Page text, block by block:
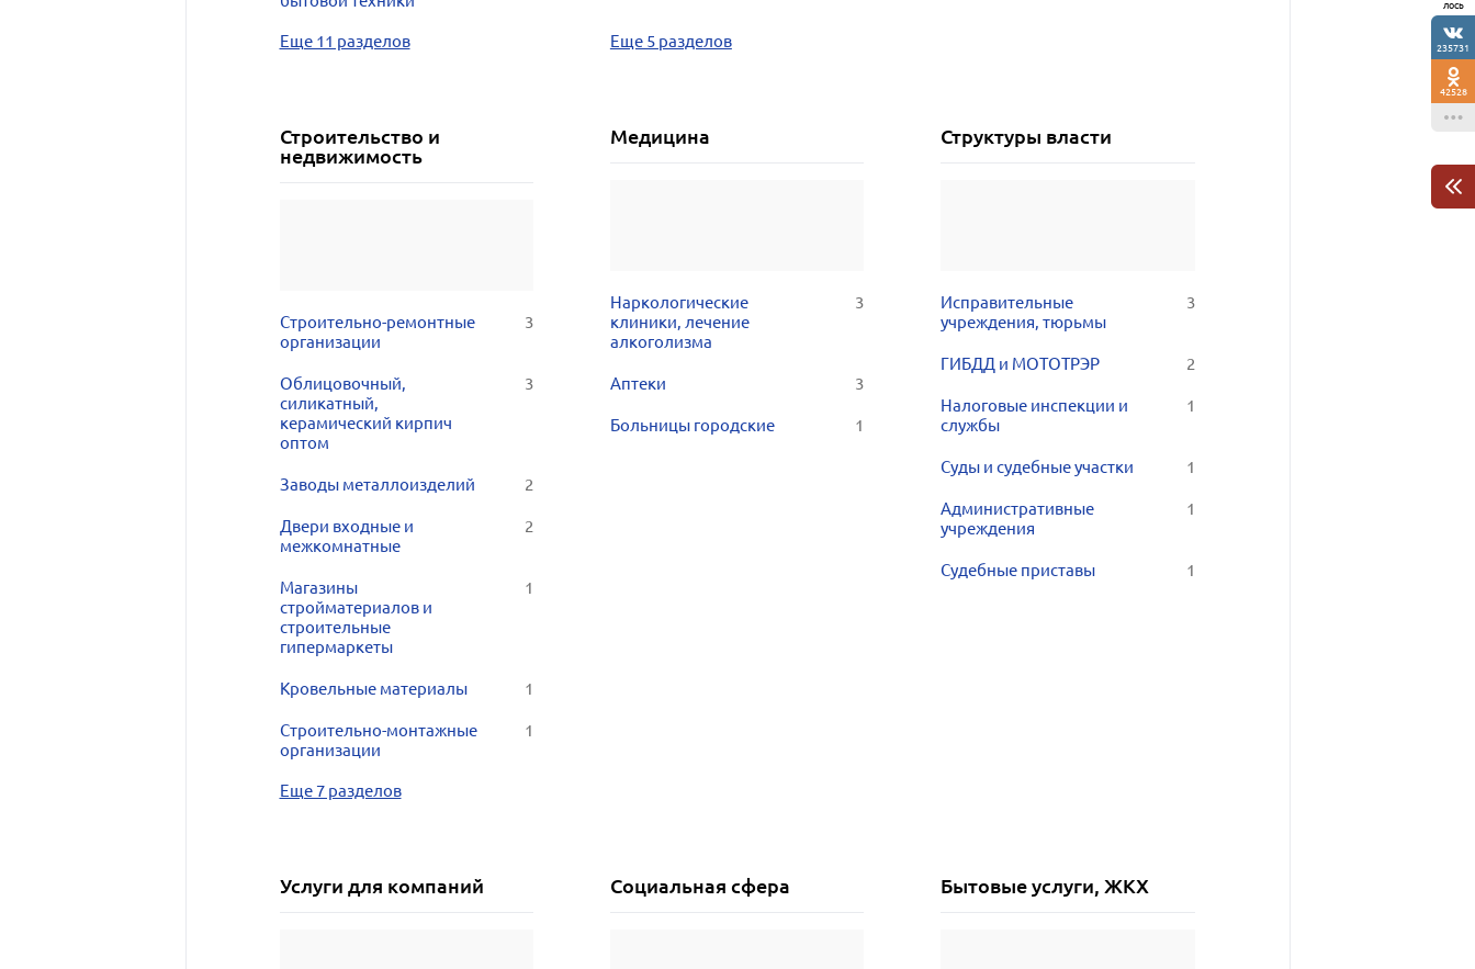
Еще 11 разделов Еще 5 разделов
Строительство и
недвижимость
Строительно-ремонтные
организации
3
Облицовочный,
силикатный,
керамический кирпич
оптом
3
Заводы металлоизделий 2
Двери входные и
межкомнатные
2
Магазины
стройматериалов и
строительные
гипермаркеты
1
Кровельные материалы 1
Строительно-монтажные
организации
1
Еще 7 разделов
Медицина
Наркологические
клиники, лечение
алкоголизма
3
Аптеки 3
Больницы городские 1
Структуры власти
Исправительные
учреждения, тюрьмы
3
ГИБДД и МОТОТРЭР 2
Налоговые инспекции и
службы
1
Суды и судебные участки 1
Административные
учреждения
1
Судебные приставы 1
Услуги для компаний Социальная сфера Бытовые услуги, ЖКХ
лось
235731
42528